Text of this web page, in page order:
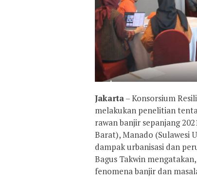
Jakarta– Konsorsium
melakukan penelitian
rawan banjir sepanjang
Barat), Manado (Sulawesi
dampak urbanisasi dan
Bagus Takwin
fenomena banjir dan